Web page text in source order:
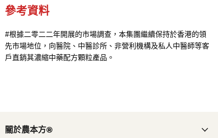
參考資料
#根據二零二二年開展的市場調查，本集團繼續保持於香港的領
先市場地位，向醫院、中醫診所、非營利機構及私人中醫師等客
戶直銷其濃縮中藥配方顆粒產品。
關於農本方®